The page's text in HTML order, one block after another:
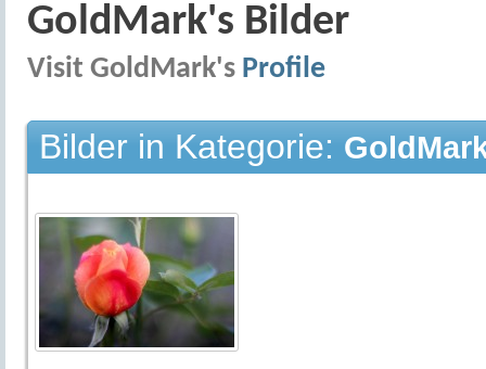
GoldMark's Bilder
Visit GoldMark's Profile
Bilder in Kategorie: